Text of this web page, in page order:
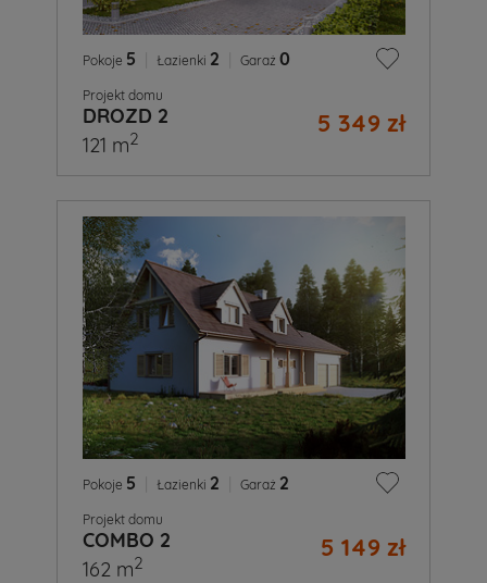
Pokoje 5 Łazienki 2 Garaż 0
Projekt domu
DROZD 2 5 349 zł
121 m2
Pokoje 5 Łazienki 2 Garaż 2
Projekt domu
COMBO 2 5 149 zł
162 m2